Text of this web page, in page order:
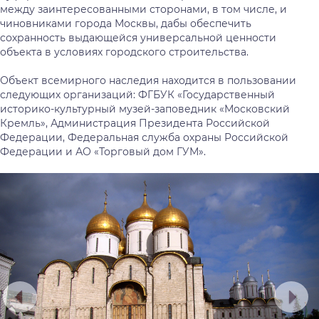
между заинтересованными сторонами, в том числе, и
чиновниками города Москвы, дабы обеспечить
сохранность выдающейся универсальной ценности
объекта в условиях городского строительства.
Объект всемирного наследия находится в пользовании
следующих организаций: ФГБУК «Государственный
историко-культурный музей-заповедник «Московский
Кремль», Администрация Президента Российской
Федерации, Федеральная служба охраны Российской
Федерации и АО «Торговый дом ГУМ».
Предыдущий